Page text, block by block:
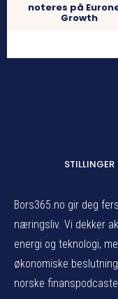
noteres på
Growth
STILLINGER
Bors365.no gir deg
næringsliv. Vi dekker
energi og teknologi,
økonomiske
norske